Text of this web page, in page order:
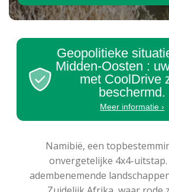
Geopolitieke
Midden-Oosten :
met CoolDrive
beschermd.
Meer informatie ›
Namibië, een
onvergetelijke 4x4-uitstap.
adembenemende